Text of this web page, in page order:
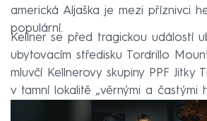
americká Aljaška je mezi příznivci
populární.
Kellner se před tragickou událostí
ubytovacím středisku Tordrillo
mluvčí Kellnerovy skupiny PPF Jitky
v tamní lokalitě „věrnými a častými